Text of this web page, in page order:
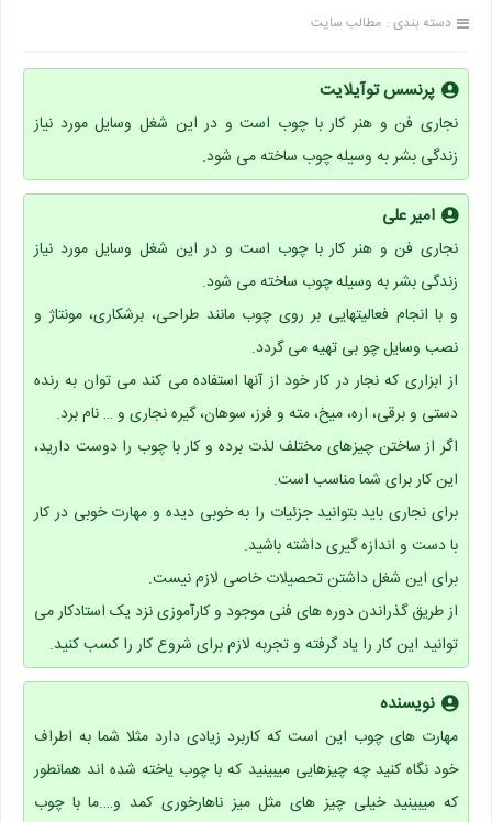
دسته بندی : مطالب سایت
پرنسس توآیلایت
نجاری فن و هنر کار با چوب است و در این شغل وسایل مورد نیاز
زندگی بشر به وسیله چوب ساخته می شود.
امیر علی
نجاری فن و هنر کار با چوب است و در این شغل وسایل مورد نیاز
زندگی بشر به وسیله چوب ساخته می شود.
و با انجام فعالیتهایی بر روی چوب مانند طراحی، برشکاری، مونتاژ و
نصب وسایل چو بی تهیه می گردد.
از ابزاری که نجار در کار خود از آنها استفاده می کند می توان به رنده
دستی و برقی، اره، میخ، مته و فرز، سوهان، گیره نجاری و … نام برد.
اگر از ساختن چیزهای مختلف لذت برده و کار با چوب را دوست دارید،
این کار برای شما مناسب است.
برای نجاری باید بتوانید جزئیات را به خوبی دیده و مهارت خوبی در کار
با دست و اندازه گیری داشته باشید.
برای این شغل داشتن تحصیلات خاصی لازم نیست.
از طریق گذراندن دوره های فنی موجود و کارآموزی نزد یک استادکار می
توانید این کار را یاد گرفته و تجربه لازم برای شروع کار را کسب کنید.
نویسنده
مهارت های چوب این است که کاربرد زیادی دارد مثلا شما به اطراف
خود نگاه کنید چه چیزهایی میبینید که با چوب یاخته شده اند همانطور
که میبینید خیلی چیز های مثل میز ناهارخوری کمد و….ما با چوب